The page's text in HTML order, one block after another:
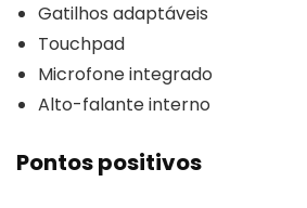
Gatilhos adaptáveis
Touchpad
Microfone integrado
Alto-falante interno
Pontos positivos